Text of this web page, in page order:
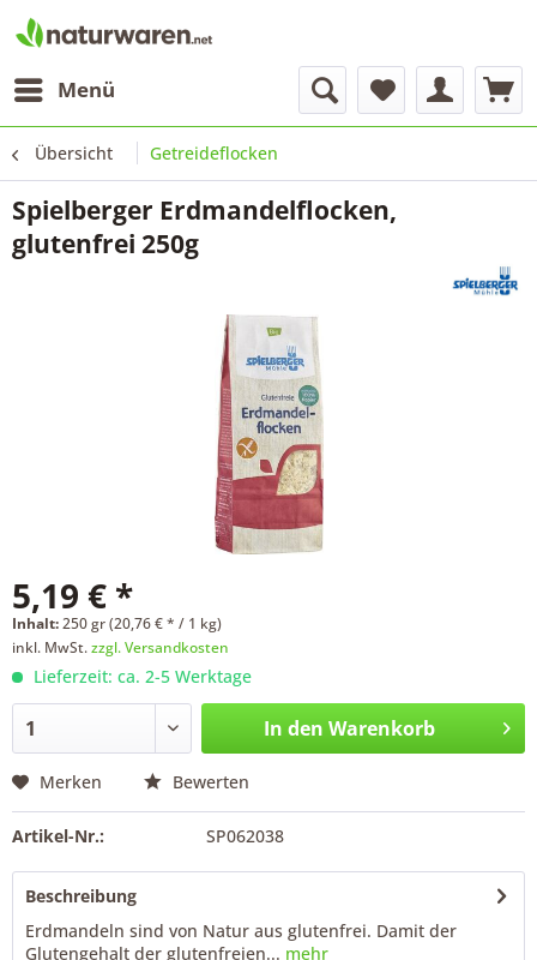
Menü
Übersicht Getreideflocken
Spielberger Erdmandelflocken,
glutenfrei 250g
5,19 € *
Inhalt:250 gr (20,76 € * / 1 kg)
inkl. MwSt.zzgl. Versandkosten
Lieferzeit: ca. 2-5 Werktage
In den Warenkorb
Merken Bewerten
Artikel-Nr.: SP062038
Beschreibung
Erdmandeln sind von Natur aus glutenfrei. Damit der
Glutengehalt der glutenfreien... mehr